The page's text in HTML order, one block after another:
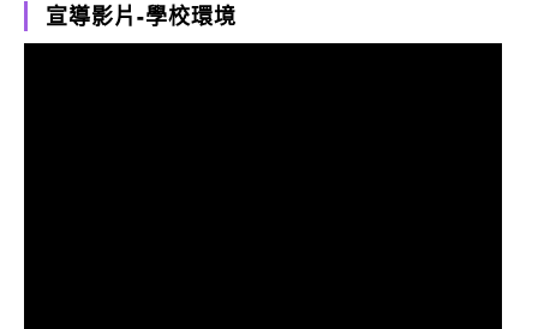
宣導影片-學校環境